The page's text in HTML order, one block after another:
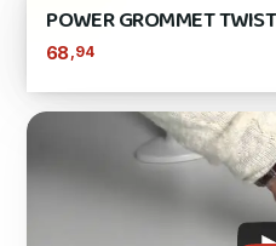
POWER GROMMET
68 ,94